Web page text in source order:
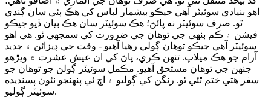
اهو بنيادي سوئيٽر آهي جيڪو بيشمار لباس کي هڪ ٻئي سان ڳنڍي
ٿو. صرف سوئيٽر نه پائڻ؛ هڪ سوئيٽر سان هڪ بيان ڏيو جيڪو
فيشن ۽ ڪم ٻنهي جي توهان جي ضرورت کي سمجهي ٿو. هي اهو
سوئيٽر آهي جيڪو توهان ڳولي رهيا آهيو - وقت جي ڊيزائن ۽ جديد
آرام جو هڪ ميلاپ. تنهن ڪري، پاڻ کي ان عيش عشرت ۾ ويڙهو
جنهن جي توهان مستحق آهيو. مڪمل سوئيٽر ڳولڻ جو توهان جو
سفر هتي ختم ٿئي ٿو. رنگن کي ڳوليو ۽ اڄ ئي پنهنجو نئون پسنديده
سوئيٽر ڳوليو.